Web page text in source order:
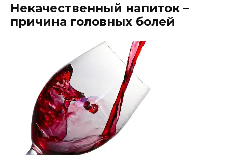
Некачественный напиток –
причина головных болей